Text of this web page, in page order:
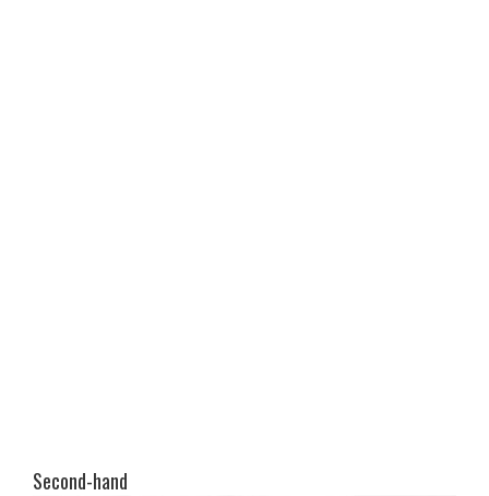
Second-hand